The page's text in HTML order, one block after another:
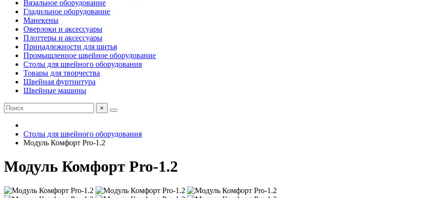
Вязальное оборудование
Гладильное оборудование
Манекены
Оверлоки и аксессуары
Плоттеры и аксессуары
Принадлежности для шитья
Промышленное швейное оборудование
Столы для швейного оборудования
Товары для творчества
Швейная фуртнитура
Швейные машины
×
Столы для швейного оборудования
Модуль Комфорт Pro-1.2
Модуль Комфорт Pro-1.2